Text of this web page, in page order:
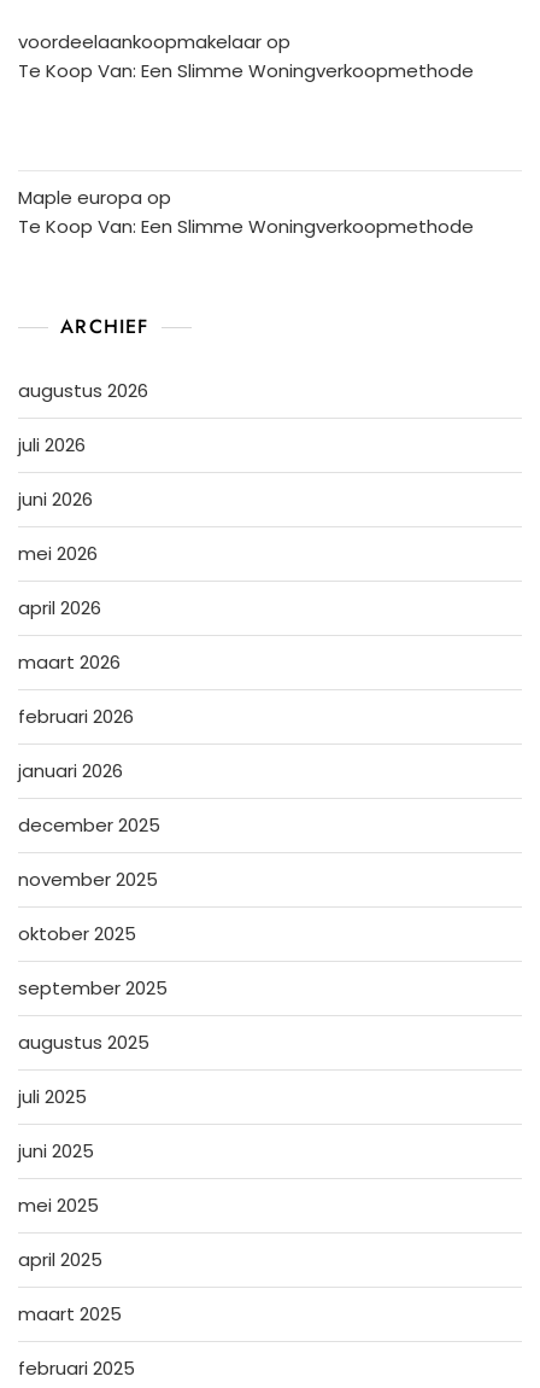
voordeelaankoopmakelaarop
Te Koop Van: Een Slimme Woningverkoopmethode
Maple europa op
Te Koop Van: Een Slimme Woningverkoopmethode
ARCHIEF
augustus 2026
juli 2026
juni 2026
mei 2026
april 2026
maart 2026
februari 2026
januari 2026
december 2025
november 2025
oktober 2025
september 2025
augustus 2025
juli 2025
juni 2025
mei 2025
april 2025
maart 2025
februari 2025